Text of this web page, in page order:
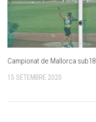
Campionat de Mallorca sub18
15 SETEMBRE 2020